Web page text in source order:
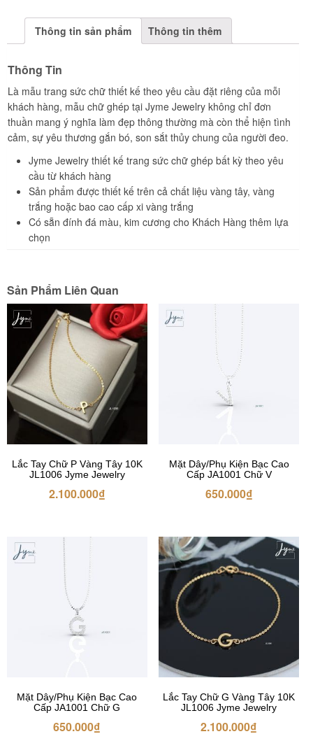
Jyme
JewelryThông tin sản phẩm Thông tin thêm
Thông Tin
Là mẫu trang sức chữ thiết kế theo yêu cầu đặt riêng của mỗi
khách hàng, mẫu chữ ghép tại Jyme Jewelry không chỉ đơn
thuần mang ý nghĩa làm đẹp thông thường mà còn thể hiện tình
cảm, sự yêu thương gắn bó, son sắt thủy chung của người đeo.
Jyme Jewelry thiết kế trang sức chữ ghép bất kỳ theo yêu
cầu từ khách hàng
Sản phẩm được thiết kế trên cả chất liệu vàng tây, vàng
trắng hoặc bao cao cấp xi vàng trắng
Có sẵn đính đá màu, kim cương cho Khách Hàng thêm lựa
chọn
Sản Phẩm Liên Quan
Lắc Tay Chữ P Vàng Tây 10K
JL1006 Jyme Jewelry
2.100.000₫
Mặt Dây/Phụ Kiện Bạc Cao
Cấp JA1001 Chữ V
650.000₫
Mặt Dây/Phụ Kiện Bạc Cao
Cấp JA1001 Chữ G
650.000₫
Lắc Tay Chữ G Vàng Tây 10K
JL1006 Jyme Jewelry
2.100.000₫